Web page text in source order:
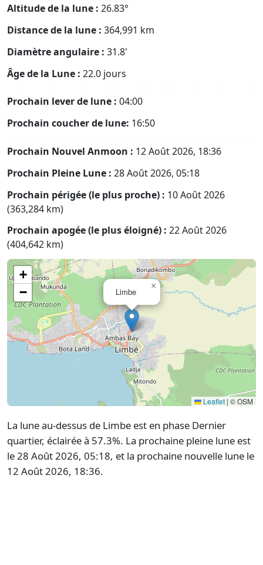
Altitude de la lune : 26.83°
Distance de la lune : 364,991 km
Diamètre angulaire : 31.8'
Âge de la Lune : 22.0 jours
Prochain lever de lune : 04:00
Prochain coucher de lune: 16:50
Prochain Nouvel Anmoon : 12 Août 2026, 18:36
Prochain Pleine Lune : 28 Août 2026, 05:18
Prochain périgée (le plus proche) : 10 Août 2026
(363,284 km)
Prochain apogée (le plus éloigné) : 22 Août 2026
(404,642 km)
Limbe
×
+
−
Leaflet | © OSM
La lune au-dessus de Limbe est en phase Dernier
quartier, éclairée à 57.3%. La prochaine pleine lune est
le 28 Août 2026, 05:18, et la prochaine nouvelle lune le
12 Août 2026, 18:36.